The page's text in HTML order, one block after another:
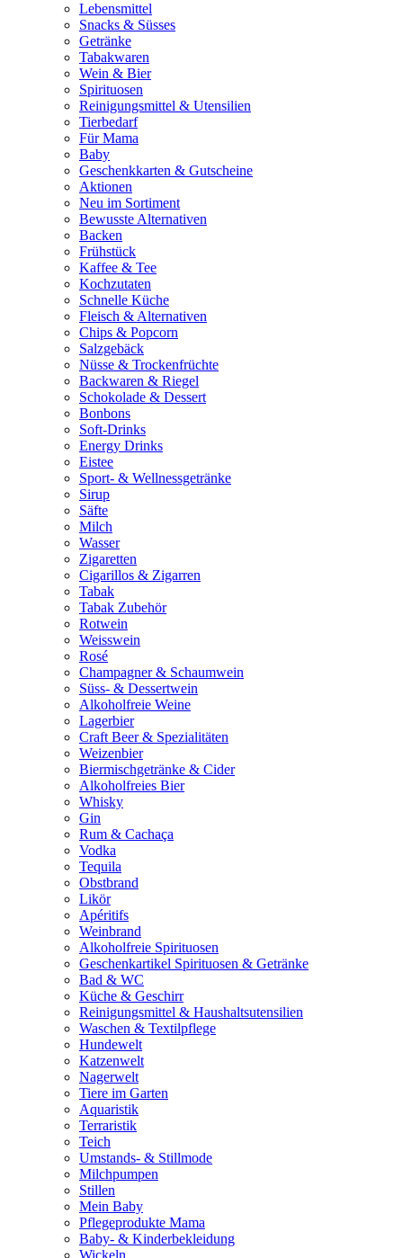
Lebensmittel
Snacks & Süsses
Getränke
Tabakwaren
Wein & Bier
Spirituosen
Reinigungsmittel & Utensilien
Tierbedarf
Für Mama
Baby
Geschenkkarten & Gutscheine
Aktionen
Neu im Sortiment
Bewusste Alternativen
Backen
Frühstück
Kaffee & Tee
Kochzutaten
Schnelle Küche
Fleisch & Alternativen
Chips & Popcorn
Salzgebäck
Nüsse & Trockenfrüchte
Backwaren & Riegel
Schokolade & Dessert
Bonbons
Soft-Drinks
Energy Drinks
Eistee
Sport- & Wellnessgetränke
Sirup
Säfte
Milch
Wasser
Zigaretten
Cigarillos & Zigarren
Tabak
Tabak Zubehör
Rotwein
Weisswein
Rosé
Champagner & Schaumwein
Süss- & Dessertwein
Alkoholfreie Weine
Lagerbier
Craft Beer & Spezialitäten
Weizenbier
Biermischgetränke & Cider
Alkoholfreies Bier
Whisky
Gin
Rum & Cachaça
Vodka
Tequila
Obstbrand
Likör
Apéritifs
Weinbrand
Alkoholfreie Spirituosen
Geschenkartikel Spirituosen & Getränke
Bad & WC
Küche & Geschirr
Reinigungsmittel & Haushaltsutensilien
Waschen & Textilpflege
Hundewelt
Katzenwelt
Nagerwelt
Tiere im Garten
Aquaristik
Terraristik
Teich
Umstands- & Stillmode
Milchpumpen
Stillen
Mein Baby
Pflegeprodukte Mama
Baby- & Kinderbekleidung
Wickeln